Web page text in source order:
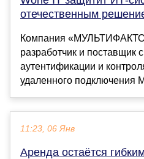
отечественным
Компания
разработчик и поставщик
аутентификации и
удаленного подключения
11:23, 06 Янв
Аренда остаётся